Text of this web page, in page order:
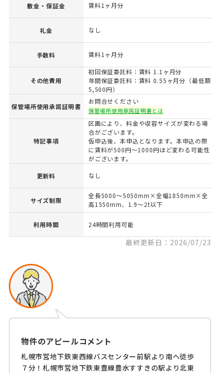
敷金・保証金 賃料1ヶ月分
礼金 なし
手数料 賃料1ヶ月分
その他費用
初回保証委託料：賃料 1.1ヶ月分
年間保証委託料：賃料 0.55ヶ月分（最低額
5,500円）
保管場所使用承諾証明書
お問合せください
保管場所使用承諾証明書とは
特記事項
区画により、料金や収容サイズが変わる場
合がございます。
仮申込後、本申込となります。本申込の際
に賃料が500円～1000円ほど変わる可能性
がございます。
更新料 なし
サイズ制限
全長5000～5050mm×全幅1850mm×全
高1550mm、1.9～2t以下
利用時間 24時間利用可能
最終更新日：2026/07/23
物件のアピールコメント
札幌市営地下鉄東西線バスセンター前駅より南へ徒歩
７分！札幌市営地下鉄東豊線豊水すすきの駅より北東